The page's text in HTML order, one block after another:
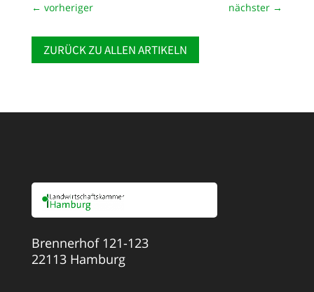
← vorheriger nächster →
ZURÜCK ZU ALLEN ARTIKELN
Brennerhof 121-123
22113 Hamburg